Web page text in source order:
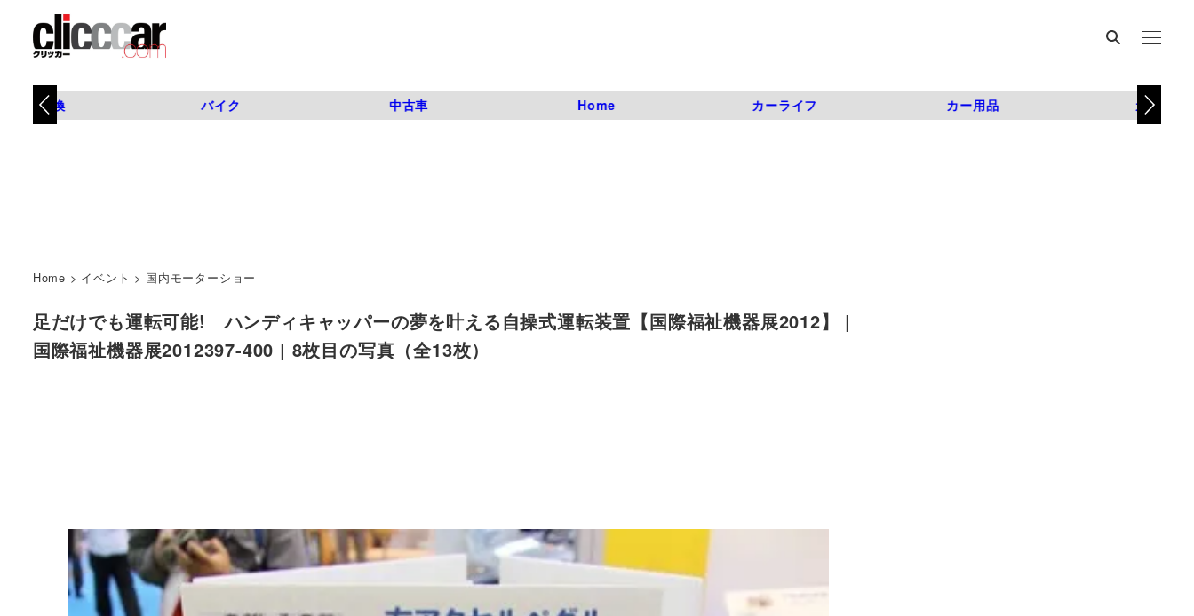
タイヤ交換 バイク 中古車 Home カーライフ カー用品 カスタム
Home > イベント > 国内モーターショー
足だけでも運転可能! ハンディキャッパーの夢を叶える自操式運転装置【国際福祉機器展2012】 |
国際福祉機器展2012397-400 | 8枚目の写真（全13枚）